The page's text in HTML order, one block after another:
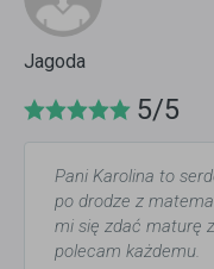
Jagoda
5/5
Pani Karolina to
po drodze z
mi się zdać maturę
polecam każdemu.